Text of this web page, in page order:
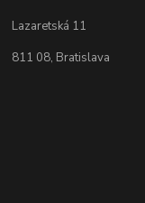
Lazaretská 11
811 08, Bratislava